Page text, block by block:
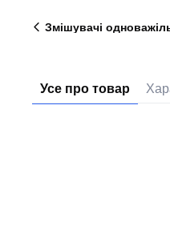
Змішувачі
Усе про товар